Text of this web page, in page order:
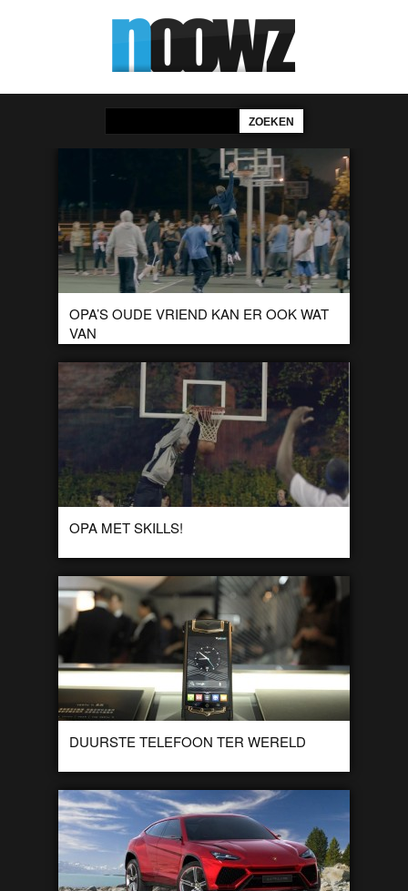
OPA’S OUDE VRIEND KAN ER OOK WAT
VAN
Het vervolg op het filmpje dat we even geleden lieten zien, nu
met je favoriete opa: Kevin Love. Ook hij laat vele
toeschouwers […]
OPA MET SKILLS!
Het is natuurlijk niet een echte senior, het is NBA Allstar Kyrie
Irving na een make-over. Dit filmpje is gemaakt voor een
Pepsi […]
DUURSTE TELEFOON TER WERELD
We hebben het over de Vertu Ti, gemaakt van titanium en
moet haast wel de duurste ter wereld zijn (in vaste
productie). Wat […]